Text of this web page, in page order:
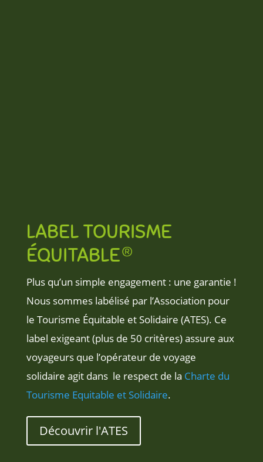
LABEL TOURISME
ÉQUITABLE®
Plus qu’un simple engagement : une garantie !
Nous sommes labélisé par l’Association pour
le Tourisme Équitable et Solidaire (ATES). Ce
label exigeant (plus de 50 critères)assure aux
voyageurs que l’opérateur de voyage
solidaire agit dans le respect de la Charte du
Tourisme Equitable et Solidaire.
Découvrir l'ATES